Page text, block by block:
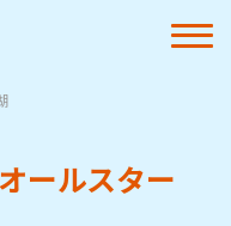
ールスター